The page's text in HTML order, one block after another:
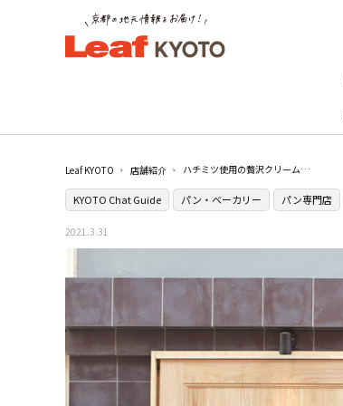
Leaf KYOTO 店舗紹介 ハチミツ使用の贅沢クリームパン［クリームパン専門店 キンイロ］
KYOTO Chat Guide パン・ベーカリー パン専門店
2021.3.31